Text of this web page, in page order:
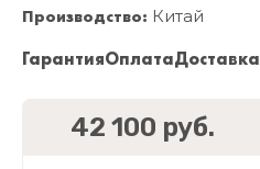
Производство: Китай
ГарантияОплатаДоставка
42 100 руб.